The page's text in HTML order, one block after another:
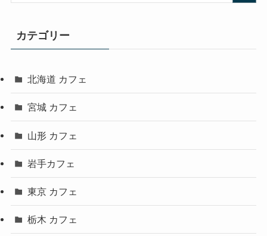
カテゴリー
北海道 カフェ
宮城 カフェ
山形 カフェ
岩手カフェ
東京 カフェ
栃木 カフェ